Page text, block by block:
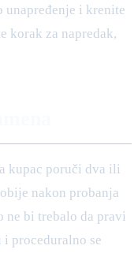
unapređenje i krenite
korak za napredak,
kupac poruči dva ili
nakon probanja
ne bi trebalo da pravi
i proceduralno se